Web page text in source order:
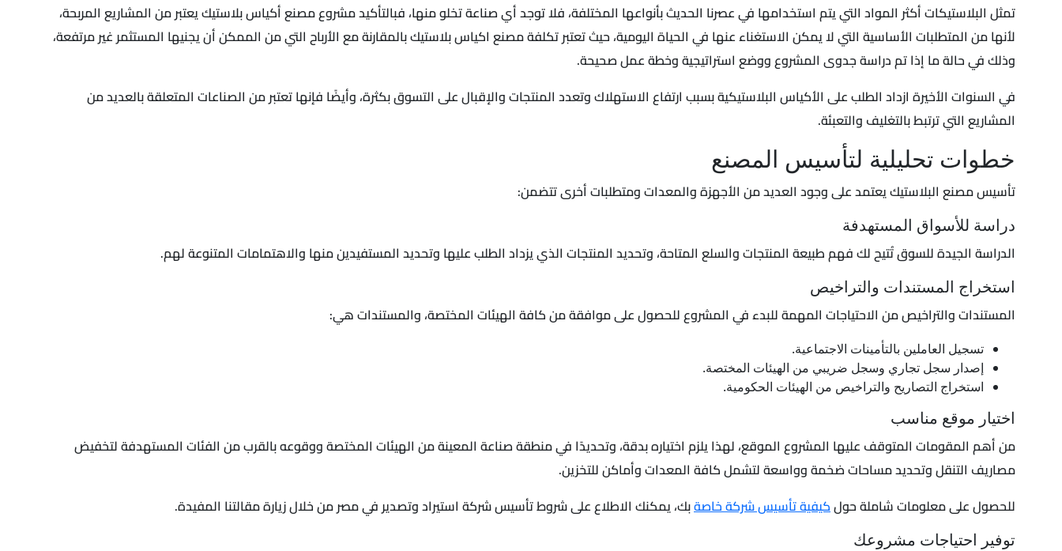
تمثل البلاستيكات أكثر المواد التي يتم استخدامها في عصرنا الحديث بأنواعها المختلفة، فلا توجد أي صناعة تخلو منها، فبالتأكيد مشروع مصنع أكياس بلاستيك يعتبر من المشاريع المربحة،
لأنها من المتطلبات الأساسية التي لا يمكن الاستغناء عنها في الحياة اليومية، حيث تعتبر تكلفة مصنع اكياس بلاستيك بالمقارنة مع الأرباح التي من الممكن أن يجنيها المستثمر غير مرتفعة،
وذلك في حالة ما إذا تم دراسة جدوى المشروع ووضع استراتيجية وخطة عمل صحيحة.
في السنوات الأخيرة ازداد الطلب على الأكياس البلاستيكية بسبب ارتفاع الاستهلاك وتعدد المنتجات والإقبال على التسوق بكثرة، وأيضًا فإنها تعتبر من الصناعات المتعلقة بالعديد من
المشاريع التي ترتبط بالتغليف والتعبئة.
خطوات تحليلية لتأسيس المصنع
تأسيس مصنع البلاستيك يعتمد على وجود العديد من الأجهزة والمعدات ومتطلبات أخرى تتضمن:
دراسة للأسواق المستهدفة
الدراسة الجيدة للسوق تُتيح لك فهم طبيعة المنتجات والسلع المتاحة، وتحديد المنتجات الذي يزداد الطلب عليها وتحديد المستفيدين منها والاهتمامات المتنوعة لهم.
استخراج المستندات والتراخيص
المستندات والتراخيص من الاحتياجات المهمة للبدء في المشروع للحصول على موافقة من كافة الهيئات المختصة، والمستندات هي:
تسجيل العاملين بالتأمينات الاجتماعية.
إصدار سجل تجاري وسجل ضريبي من الهيئات المختصة.
استخراج التصاريح والتراخيص من الهيئات الحكومية.
اختيار موقع مناسب
من أهم المقومات المتوقف عليها المشروع الموقع، لهذا يلزم اختياره بدقة، وتحديدًا في منطقة صناعة المعينة من الهيئات المختصة ووقوعه بالقرب من الفئات المستهدفة لتخفيض
مصاريف التنقل وتحديد مساحات ضخمة وواسعة لتشمل كافة المعدات وأماكن للتخزين.
للحصول على معلومات شاملة حولكيفية تأسيس شركة خاصةبك، يمكنك الاطلاع على شروط تأسيس شركة استيراد وتصدير في مصر من خلال زيارة مقالتنا المفيدة.
توفير احتياجات مشروعك